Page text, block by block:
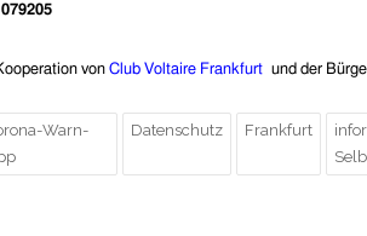
von Club Voltaire Frankfurt und der
Warn-
Datenschutz Frankfurt